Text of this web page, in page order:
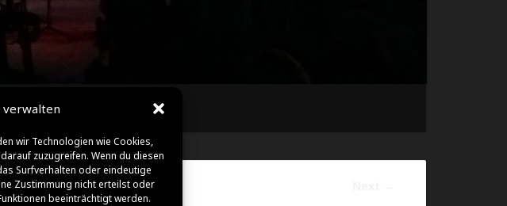
verwalten
wir Technologien wie Cookies,
zuzugreifen. Wenn du diesen
Surfverhalten oder eindeutige
Zustimmung nicht erteilst oder
beeinträchtigt werden.